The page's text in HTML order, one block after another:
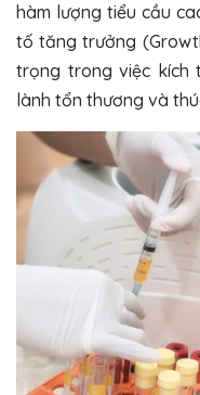
hàm lượng tiểu cầu
tố tăng trưởng
trọng trong việc kích
lành tổn thương và